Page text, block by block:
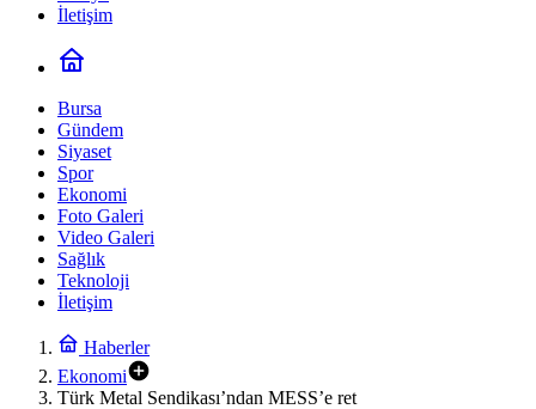
İletişim
Bursa
Gündem
Siyaset
Spor
Ekonomi
Foto Galeri
Video Galeri
Sağlık
Teknoloji
İletişim
Haberler
Ekonomi
Türk Metal Sendikası’ndan MESS’e ret